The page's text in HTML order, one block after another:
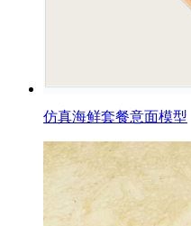
仿真海鲜套餐意面模型